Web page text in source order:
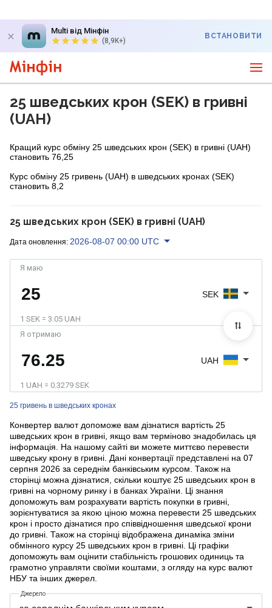
Multi від Мінфін
(8,9K+)
ВСТАНОВИТИ
25 шведських крон (SEK) в гривні
(UAH)
Кращий курс обміну 25 шведських крон (SEK) в гривні (UAH)
становить 76,25
Курс обміну 25 гривень (UAH) в шведських кронах (SEK)
становить 8,2
25 шведських крон (SEK) в гривні (UAH)
Дата оновлення: 2026-08-07 00:00 UTC
25 гривень в шведських кронах
Я маю
1 SEK = 3.05 UAH
SEK
Я отримаю
1 UAH = 0.3279 SEK
UAH
Конвертер валют допоможе вам дізнатися вартість 25
шведських крон в гривні, якщо вам терміново знадобилась ця
інформація. На нашому сайті ви можете миттєво перевести
шведську крону в гривні. Дані конвертації представлені на 07
серпня 2026 за середнім банківським курсом. Також на
сторінці можна дізнатися, скільки коштує 25 шведських крон в
гривні на чорному ринку і в банках України. Ці знання
допоможуть вам розрахувати вартість покупки в гривні,
зорієнтуватися за якою ціною можна перевести 25 шведських
крон і просто дізнатися про співвідношення шведської крони
до гривні. Також на сторінці відображена динаміка зміни
обмінного курсу 25 шведських крон в гривні. Ці графіки
допоможуть вам оцінити стабільність грошових одиниць та
грамотно управляти своїми коштами, з огляду на курс валют
НБУ та інших джерел.
Джерело